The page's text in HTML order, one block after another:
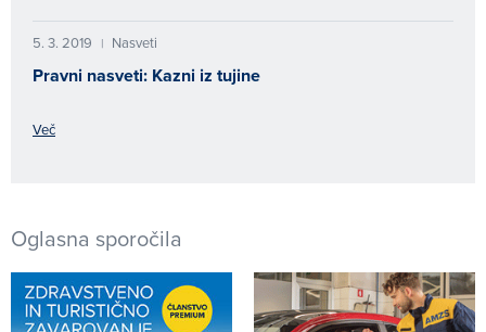
5. 3. 2019 | Nasveti
Pravni nasveti: Kazni iz tujine
Več
Oglasna sporočila